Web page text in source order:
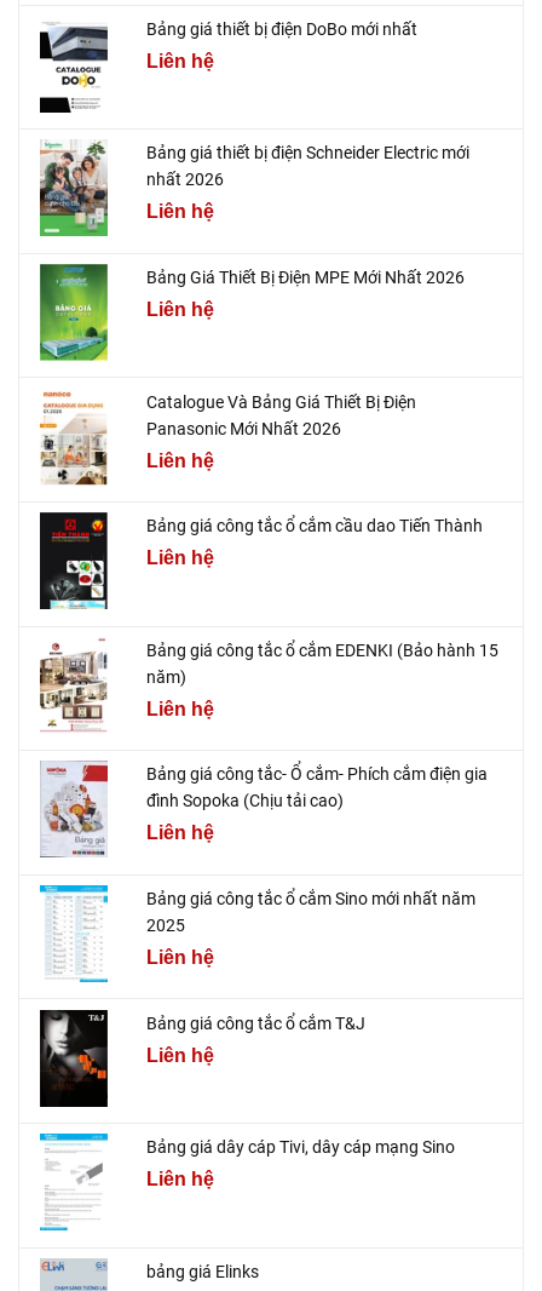
Bảng giá thiết bị điện DoBo mới nhất
Liên hệ
Bảng giá thiết bị điện Schneider Electric mới
nhất 2026
Liên hệ
Bảng Giá Thiết Bị Điện MPE Mới Nhất 2026
Liên hệ
Catalogue Và Bảng Giá Thiết Bị Điện
Panasonic Mới Nhất 2026
Liên hệ
Bảng giá công tắc ổ cắm cầu dao Tiến Thành
Liên hệ
Bảng giá công tắc ổ cắm EDENKI (Bảo hành 15
năm)
Liên hệ
Bảng giá công tắc- Ổ cắm- Phích cắm điện gia
đình Sopoka (Chịu tải cao)
Liên hệ
Bảng giá công tắc ổ cắm Sino mới nhất năm
2025
Liên hệ
Bảng giá công tắc ổ cắm T&J
Liên hệ
Bảng giá dây cáp Tivi, dây cáp mạng Sino
Liên hệ
bảng giá Elinks